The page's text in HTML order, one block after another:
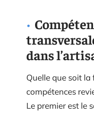
dans
Quelle que soit la
compétences
Le premier est le